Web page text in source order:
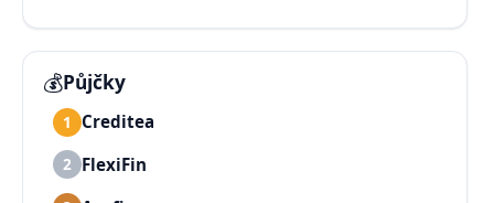
💰Půjčky
1 Creditea
2 FlexiFin